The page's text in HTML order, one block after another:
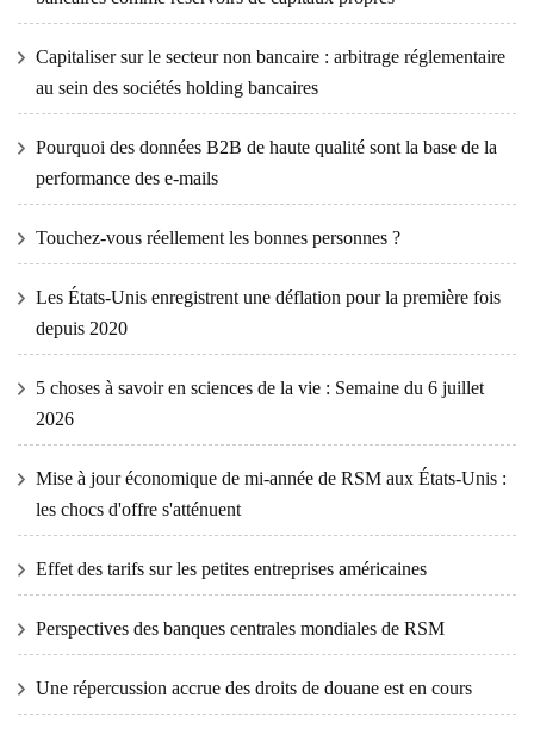
Capitaliser sur le secteur non bancaire : arbitrage réglementaire
au sein des sociétés holding bancaires
Pourquoi des données B2B de haute qualité sont la base de la
performance des e-mails
Touchez-vous réellement les bonnes personnes ?
Les États-Unis enregistrent une déflation pour la première fois
depuis 2020
5 choses à savoir en sciences de la vie : Semaine du 6 juillet
2026
Mise à jour économique de mi-année de RSM aux États-Unis :
les chocs d'offre s'atténuent
Effet des tarifs sur les petites entreprises américaines
Perspectives des banques centrales mondiales de RSM
Une répercussion accrue des droits de douane est en cours